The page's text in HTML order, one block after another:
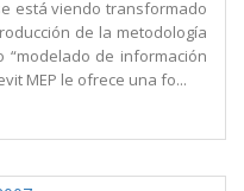
está viendo transformado
de la metodología
“modelado de información
MEP le ofrece una fo...